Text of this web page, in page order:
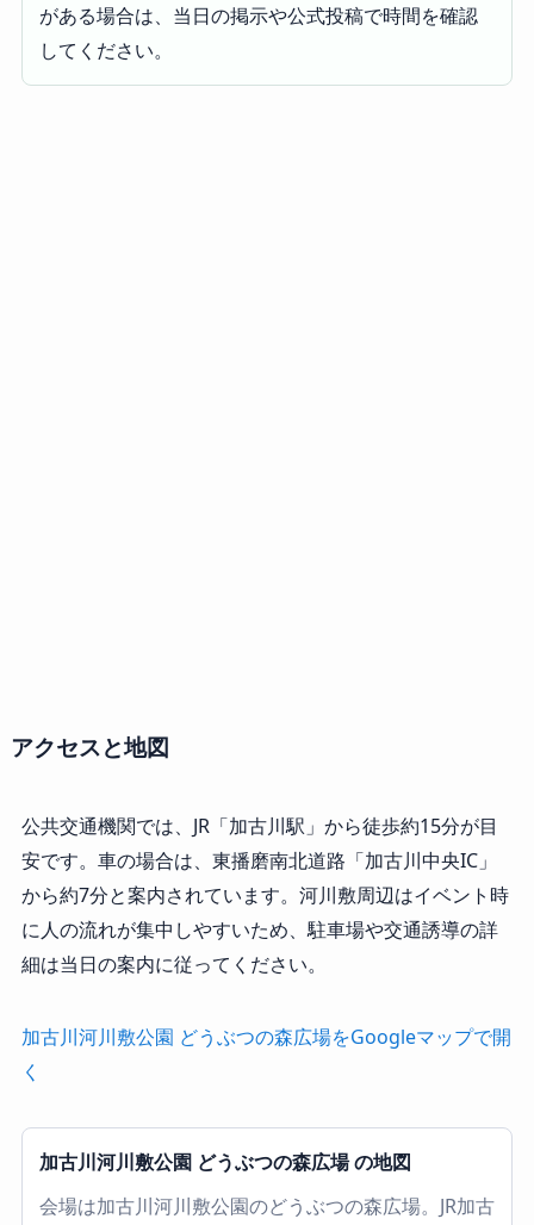
がある場合は、当日の掲示や公式投稿で時間を確認
してください。
アクセスと地図
公共交通機関では、JR「加古川駅」から徒歩約15分が目
安です。車の場合は、東播磨南北道路「加古川中央IC」
から約7分と案内されています。河川敷周辺はイベント時
に人の流れが集中しやすいため、駐車場や交通誘導の詳
細は当日の案内に従ってください。
加古川河川敷公園 どうぶつの森広場をGoogleマップで開
く
加古川河川敷公園 どうぶつの森広場 の地図
会場は加古川河川敷公園のどうぶつの森広場。JR加古